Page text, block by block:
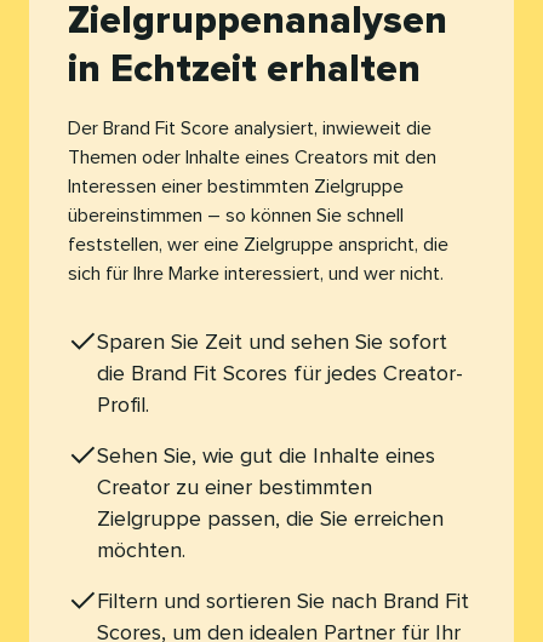
Zielgruppenanalysen
in Echtzeit erhalten​​
Der Brand Fit Score analysiert, inwieweit die
Themen oder Inhalte eines Creators mit den
Interessen einer bestimmten Zielgruppe
übereinstimmen – so können Sie schnell
feststellen, wer eine Zielgruppe anspricht, die
sich für Ihre Marke interessiert, und wer nicht.​​
Sparen Sie Zeit und sehen Sie sofort
die Brand Fit Scores für jedes Creator-
Profil.​​
Sehen Sie, wie gut die Inhalte eines
Creator zu einer bestimmten
Zielgruppe passen, die Sie erreichen
möchten.​​
Filtern und sortieren Sie nach Brand Fit
Scores, um den idealen Partner für Ihr